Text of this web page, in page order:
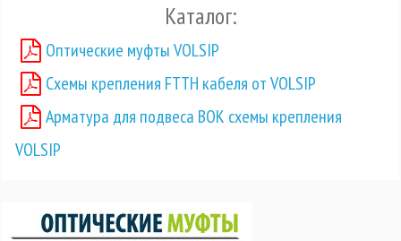
Каталог:
Оптические муфты VOLSIP
Схемы крепления FTTH кабеля от VOLSIP
Арматура для подвеса ВОК схемы крепления
VOLSIP